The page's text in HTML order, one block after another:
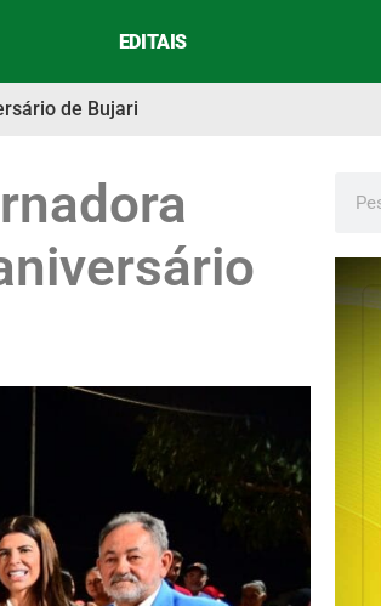
EDITAIS
de Bujari